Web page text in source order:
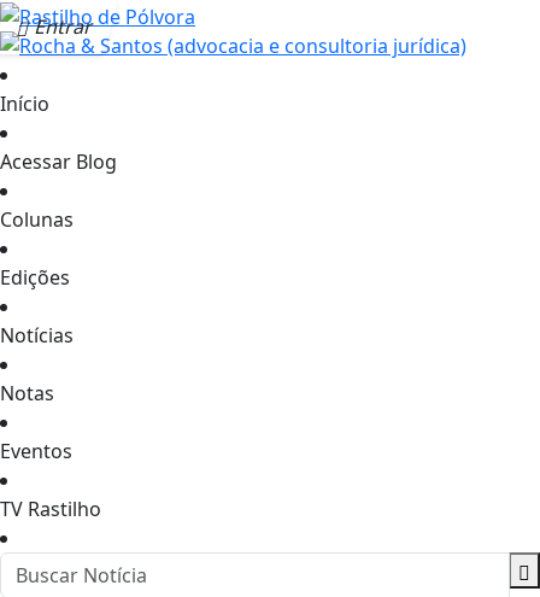
Entrar
Início
Acessar Blog
Colunas
Edições
Notícias
Notas
Eventos
TV Rastilho